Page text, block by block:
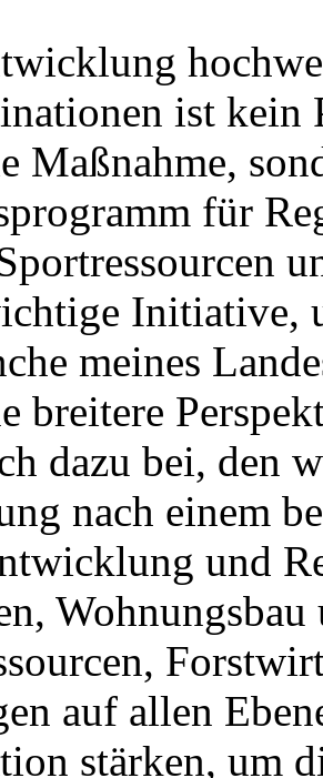
ist kein
Maßnahme,
für
Initiative,
meines
breitere
dazu bei, den
nach einem
und
auf allen
stärken, um